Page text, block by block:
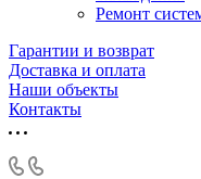
Ремонт
Гарантии и возврат
Доставка и оплата
Наши объекты
Контакты